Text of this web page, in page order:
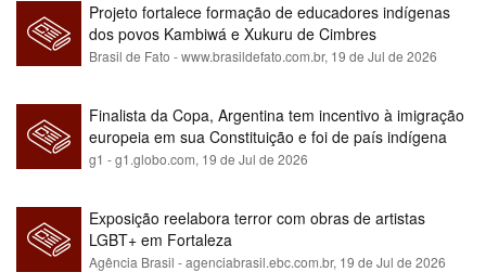
Projeto fortalece formação de educadores indígenas
dos povos Kambiwá e Xukuru de Cimbres
Brasil de Fato - www.brasildefato.com.br, 19 de Jul de 2026
Finalista da Copa, Argentina tem incentivo à imigração
europeia em sua Constituição e foi de país indígena
para maioria branca
g1 - g1.globo.com, 19 de Jul de 2026
Exposição reelabora terror com obras de artistas
LGBT+ em Fortaleza
Agência Brasil - agenciabrasil.ebc.com.br, 19 de Jul de 2026